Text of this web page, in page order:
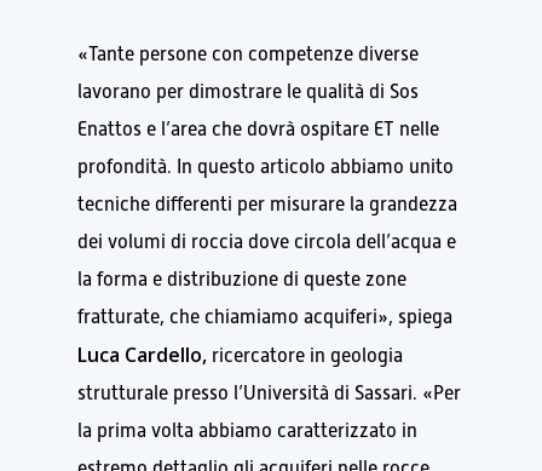
«Tante persone con competenze diverse
lavorano per dimostrare le qualità di Sos
Enattos e l’area che dovrà ospitare ET nelle
profondità. In questo articolo abbiamo unito
tecniche differenti per misurare la grandezza
dei volumi di roccia dove circola dell’acqua e
la forma e distribuzione di queste zone
fratturate, che chiamiamo acquiferi», spiega
Luca Cardello, ricercatore in geologia
strutturale presso l’Università di Sassari. «Per
la prima volta abbiamo caratterizzato in